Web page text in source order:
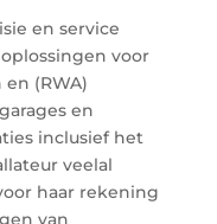
en service
voor
(RWA)
en
inclusief het
veelal
haar rekening